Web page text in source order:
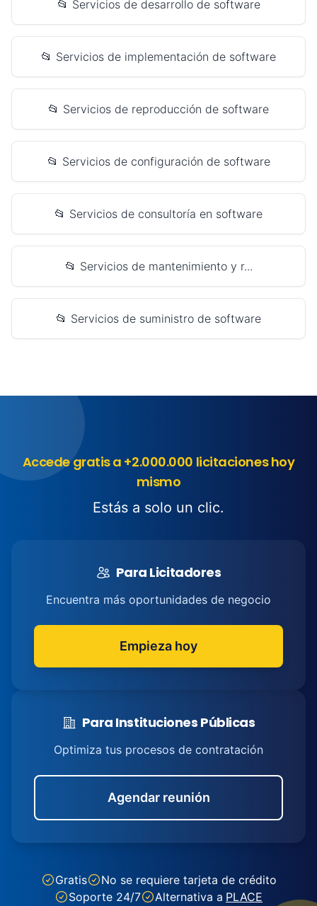
📂 Servicios de desarrollo de software
📂 Servicios de implementación de software
📂 Servicios de reproducción de software
📂 Servicios de configuración de software
📂 Servicios de consultoría en software
📂 Servicios de mantenimiento y r...
📂 Servicios de suministro de software
Accede gratis a +2.000.000 licitaciones hoy
mismo
Estás a solo un clic.
Para Licitadores
Encuentra más oportunidades de negocio
Empieza hoy
Para Instituciones Públicas
Optimiza tus procesos de contratación
Agendar reunión
Gratis
No se requiere tarjeta de crédito
Soporte 24/7
Alternativa a PLACE